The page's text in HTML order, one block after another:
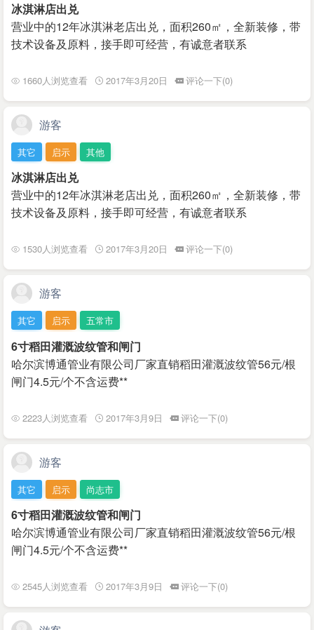
冰淇淋店出兑
营业中的12年冰淇淋老店出兑，面积260㎡，全新装修，带
技术设备及原料，接手即可经营，有诚意者联系
1660人浏览查看 2017年3月20日 评论一下(0)
游客
其它 启示 其他
冰淇淋店出兑
营业中的12年冰淇淋老店出兑，面积260㎡，全新装修，带
技术设备及原料，接手即可经营，有诚意者联系
1530人浏览查看 2017年3月20日 评论一下(0)
游客
其它 启示 五常市
6寸稻田灌溉波纹管和闸门
哈尔滨博通管业有限公司厂家直销稻田灌溉波纹管56元/根
闸门4.5元/个不含运费**
2223人浏览查看 2017年3月9日 评论一下(0)
游客
其它 启示 尚志市
6寸稻田灌溉波纹管和闸门
哈尔滨博通管业有限公司厂家直销稻田灌溉波纹管56元/根
闸门4.5元/个不含运费**
2545人浏览查看 2017年3月9日 评论一下(0)